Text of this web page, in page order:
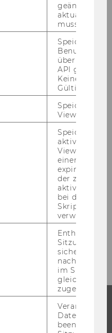
geändert hat
aktualisiert
muss.
Speichert
über die
API gesendet
Keine
Speichert
Viewport-
Speichert die
aktiven
Viewports.
einen
der zur
aktiver
bei der
verwendet
Enthält die
sicher, dass
im
gleichen
zugeordnet
Veranlasst
beenden,